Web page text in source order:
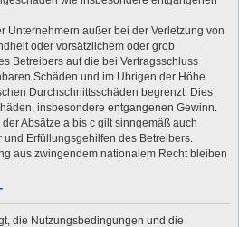
Unternehmern außer bei der Verletzung von
oder vorsätzlichem oder grob
Betreibers auf die bei Vertragsschluss
Schäden und im Übrigen der Höhe
Durchschnittsschäden begrenzt. Dies
insbesondere entgangenen Gewinn.
Absätze a bis c gilt sinngemäß auch
Erfüllungsgehilfen des Betreibers.
aus zwingendem nationalem Recht bleiben
die Nutzungsbedingungen und die